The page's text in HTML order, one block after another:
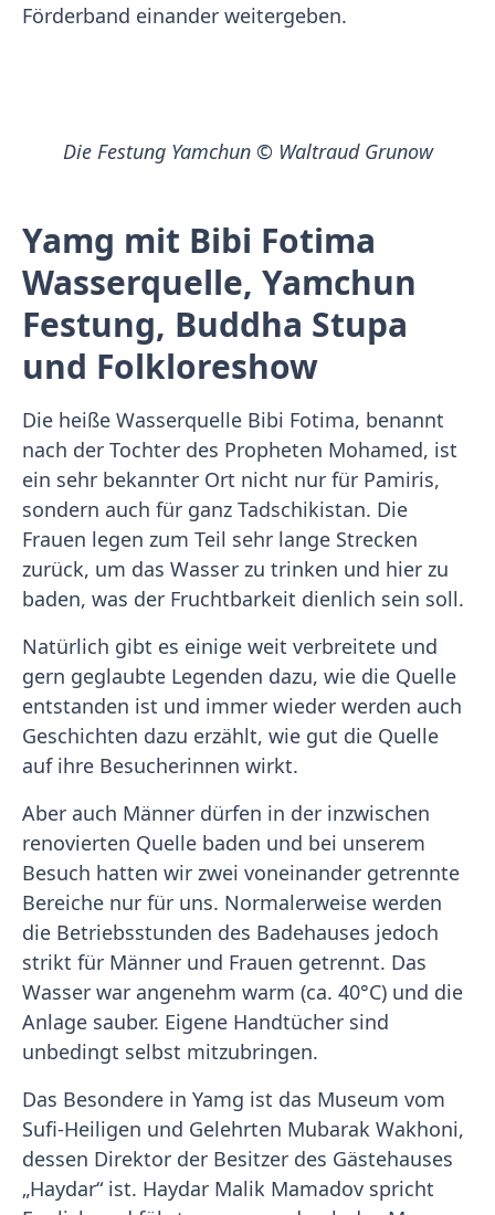
Förderband einander weitergeben.
Die Festung Yamchun © Waltraud Grunow
Yamg mit Bibi Fotima
Wasserquelle, Yamchun
Festung, Buddha Stupa
und Folkloreshow
Die heiße Wasserquelle Bibi Fotima, benannt
nach der Tochter des Propheten Mohamed, ist
ein sehr bekannter Ort nicht nur für Pamiris,
sondern auch für ganz Tadschikistan. Die
Frauen legen zum Teil sehr lange Strecken
zurück, um das Wasser zu trinken und hier zu
baden, was der Fruchtbarkeit dienlich sein soll.
Natürlich gibt es einige weit verbreitete und
gern geglaubte Legenden dazu, wie die Quelle
entstanden ist und immer wieder werden auch
Geschichten dazu erzählt, wie gut die Quelle
auf ihre Besucherinnen wirkt.
Aber auch Männer dürfen in der inzwischen
renovierten Quelle baden und bei unserem
Besuch hatten wir zwei voneinander getrennte
Bereiche nur für uns. Normalerweise werden
die Betriebsstunden des Badehauses jedoch
strikt für Männer und Frauen getrennt. Das
Wasser war angenehm warm (ca. 40°C) und die
Anlage sauber. Eigene Handtücher sind
unbedingt selbst mitzubringen.
Das Besondere in Yamg ist das Museum vom
Sufi-Heiligen und Gelehrten Mubarak Wakhoni,
dessen Direktor der Besitzer des Gästehauses
„Haydar“ ist. Haydar Malik Mamadov spricht